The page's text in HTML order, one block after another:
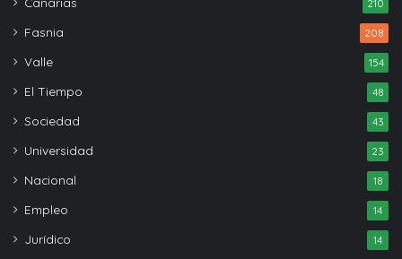
210
Fasnia 208
Valle 154
El Tiempo 48
Sociedad 43
Universidad 23
Nacional 18
Empleo 14
Jurídico 14